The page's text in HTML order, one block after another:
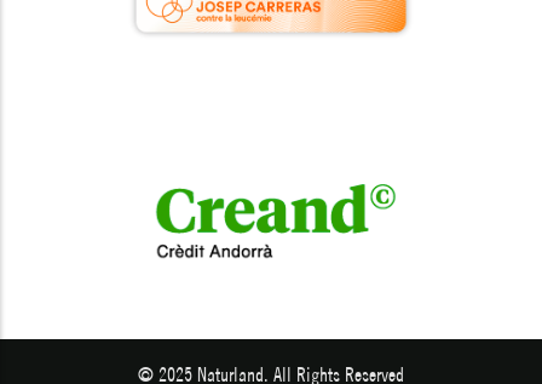
© 2025 Naturland. All Rights Reserved